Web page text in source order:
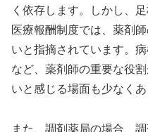
く依存します。しかし、
医療報酬制度では、薬剤
いと指摘されています。
など、薬剤師の重要な役
いと感じる場面も少なくあ
また、調剤薬局の場合、